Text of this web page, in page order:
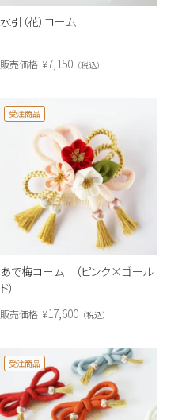
水引（花）コーム
販売価格 ¥7,150 税込
あで梅コーム （ピンク×ゴール
ド）
受注商品
販売価格 ¥17,600 税込
受注商品